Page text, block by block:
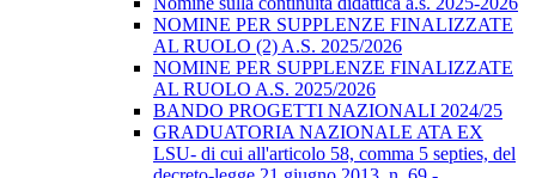
NOMINE PER SUPPLENZE FINALIZZATE
AL RUOLO (2) A.S. 2025/2026
NOMINE PER SUPPLENZE FINALIZZATE
AL RUOLO A.S. 2025/2026
BANDO PROGETTI NAZIONALI 2024/25
GRADUATORIA NAZIONALE ATA EX
LSU- di cui all'articolo 58, comma 5 septies, del